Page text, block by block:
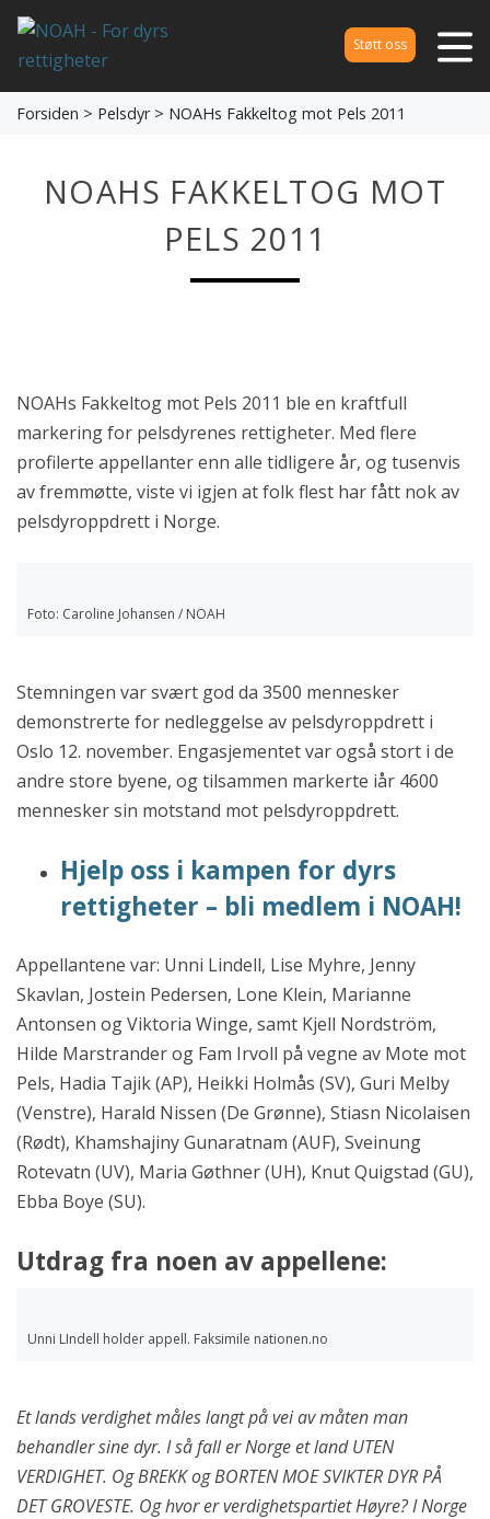
Støtt oss
Forsiden > Pelsdyr> NOAHs Fakkeltog mot Pels 2011
NOAHS FAKKELTOG MOT
PELS 2011
NOAHs Fakkeltog mot Pels 2011 ble en kraftfull
markering for pelsdyrenes rettigheter. Med flere
profilerte appellanter enn alle tidligere år, og tusenvis
av fremmøtte, viste vi igjen at folk flest har fått nok av
pelsdyroppdrett i Norge.
Foto: Caroline Johansen / NOAH
Stemningen var svært god da 3500 mennesker
demonstrerte for nedleggelse av pelsdyroppdrett i
Oslo 12. november. Engasjementet var også stort i de
andre store byene, og tilsammen markerte iår 4600
mennesker sin motstand mot pelsdyroppdrett.
Hjelp oss i kampen for dyrs
rettigheter – bli medlem i NOAH!
Appellantene var: Unni Lindell, Lise Myhre, Jenny
Skavlan, Jostein Pedersen, Lone Klein, Marianne
Antonsen og Viktoria Winge, samt Kjell Nordström,
Hilde Marstrander og Fam Irvoll på vegne av Mote mot
Pels, Hadia Tajik (AP), Heikki Holmås (SV), Guri Melby
(Venstre), Harald Nissen (De Grønne), Stiasn Nicolaisen
(Rødt), Khamshajiny Gunaratnam (AUF), Sveinung
Rotevatn (UV), Maria Gøthner (UH), Knut Quigstad (GU),
Ebba Boye (SU).
Utdrag fra noen av appellene:
Unni LIndell holder appell. Faksimile nationen.no
Et lands verdighet måles langt på vei av måten man
behandler sine dyr. I så fall er Norge et land UTEN
VERDIGHET. Og BREKK og BORTEN MOE SVIKTER DYR PÅ
DET GROVESTE. Og hvor er verdighetspartiet Høyre? I Norge